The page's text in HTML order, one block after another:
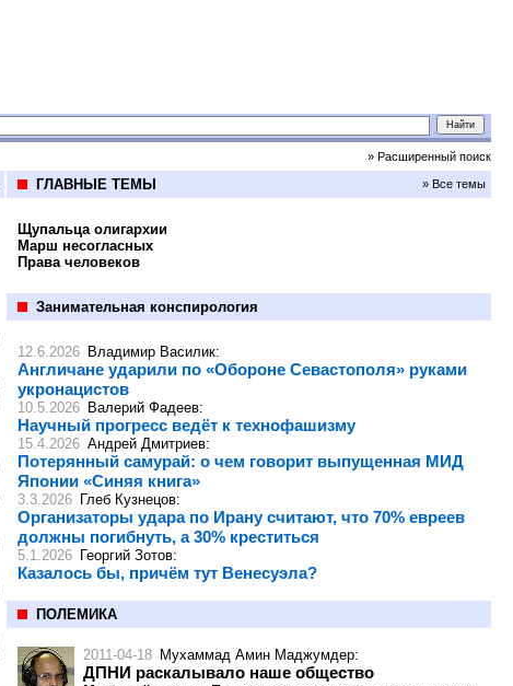
» Расширенный поиск
ГЛАВНЫЕ ТЕМЫ » Все темы
Щупальца олигархии
Марш несогласных
Права человеков
Занимательная конспирология
12.6.2026 Владимир Василик:
Англичане ударили по «Обороне Севастополя» руками
укронацистов
10.5.2026 Валерий Фадеев:
Научный прогресс ведёт к технофашизму
15.4.2026 Андрей Дмитриев:
Потерянный самурай: о чем говорит выпущенная МИД
Японии «Синяя книга»
3.3.2026 Глеб Кузнецов:
Организаторы удара по Ирану считают, что 70% евреев
должны погибнуть, а 30% креститься
5.1.2026 Георгий Зотов:
Казалось бы, причём тут Венесуэла?
ПОЛЕМИКА
2011-04-18 Мухаммад Амин Маджумдер:
ДПНИ раскалывало наше общество